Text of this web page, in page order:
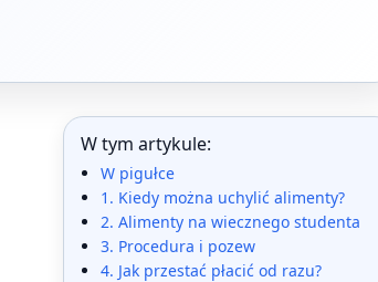
W tym artykule:
W pigułce
1. Kiedy można uchylić alimenty?
2. Alimenty na wiecznego studenta
3. Procedura i pozew
4. Jak przestać płacić od razu?